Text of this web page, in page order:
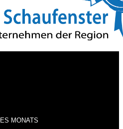
MONATS